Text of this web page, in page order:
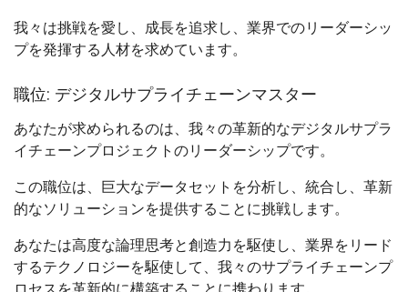
我々は挑戦を愛し、成長を追求し、業界でのリーダーシッ
プを発揮する人材を求めています。
職位: デジタルサプライチェーンマスター
あなたが求められるのは、我々の革新的なデジタルサプラ
イチェーンプロジェクトのリーダーシップです。
この職位は、巨大なデータセットを分析し、統合し、革新
的なソリューションを提供することに挑戦します。
あなたは高度な論理思考と創造力を駆使し、業界をリード
するテクノロジーを駆使して、我々のサプライチェーンプ
ロセスを革新的に構築することに携わります。